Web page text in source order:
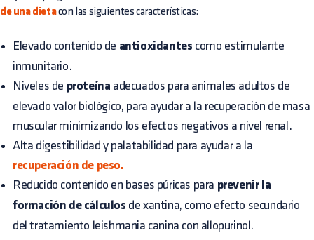
de una dietacon las siguientes características:
Elevado contenido de antioxidantes como estimulante
inmunitario.
Niveles de proteína adecuados para animales adultos de
elevado valor biológico, para ayudar a la recuperación de masa
muscular minimizando los efectos negativos a nivel renal.
Alta digestibilidad y palatabilidad para ayudar a la
recuperación de peso.
Reducido contenido en bases púricas para prevenir la
formación de cálculos de xantina, como efecto secundario
del tratamiento leishmania canina con allopurinol.